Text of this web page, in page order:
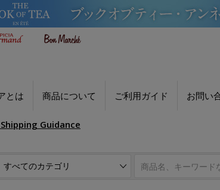
とは 商品について ご利用ガイド お問い
Guidance